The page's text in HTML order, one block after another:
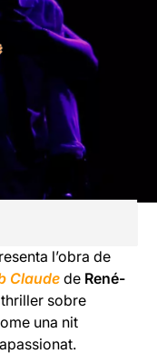
l’obra de
Claudede René-
sobre
una nit